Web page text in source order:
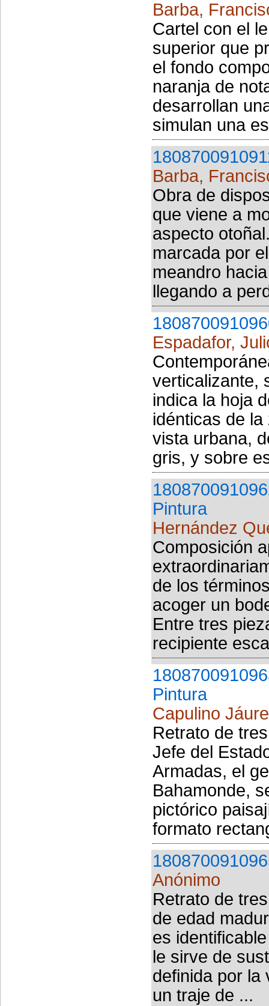
Barba,
Cartel con el
superior que
el fondo
naranja de
desarrollan
simulan una
Barba,
Obra de
que viene a
aspecto
marcada por
meandro
llegando a
Espadafor,
verticalizante,
indica la hoja
idénticas de
vista urbana,
gris, y sobre
Pintura
Hernández
Composición
de los
acoger un
Entre tres
recipiente
Pintura
Capulino
Retrato de
Jefe del
Armadas, el
Bahamonde,
pictórico
formato
Anónimo
Retrato de
de edad
es
le sirve de
definida por la
un traje de ...